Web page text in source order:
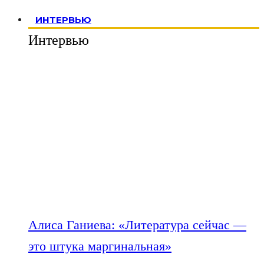
ИНТЕРВЬЮ
Интервью
Алиса Ганиева: «Литература сейчас —
это штука маргинальная»